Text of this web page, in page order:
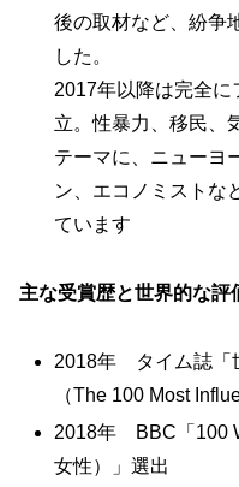
後の取材など、紛争
した。
2017年以降は完全
立。性暴力、移民、
テーマに、ニューヨ
ン、エコノミストな
ています
主な受賞歴と世界的な評
2018年 タイム誌「
（The 100 Most
2018年 BBC「100
女性）」選出